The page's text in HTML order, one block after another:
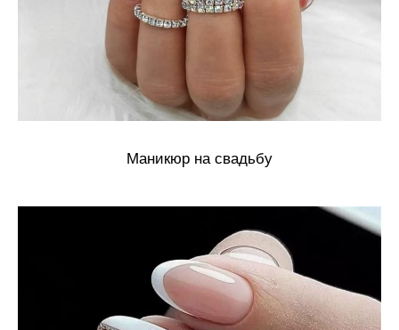
Маникюр на свадьбу